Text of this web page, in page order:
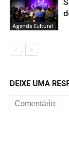
Agenda Cultural
DEIXE UMA